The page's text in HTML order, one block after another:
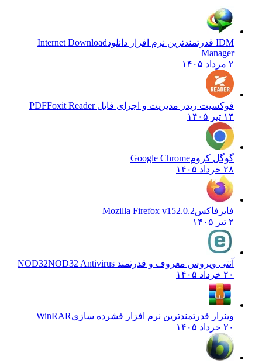
IDM قدرتمندترین نرم افزار دانلود
Internet Download
Manager
۲ مرداد ۱۴۰۵
فوکسیت ریدر مدیریت و اجرای فایل PDFFoxit Reader
۱۴ تیر ۱۴۰۵
گوگل کرومGoogle Chrome
۲۸ خرداد ۱۴۰۵
فایرفاکسMozilla Firefox v152.0.2
۲ تیر ۱۴۰۵
آنتی ویروس معروف و قدرتمند NOD32 NOD32 Antivirus
۲۰ خرداد ۱۴۰۵
وینرار قدرتمندترین نرم افزار فشرده سازیWinRAR
۲۰ خرداد ۱۴۰۵